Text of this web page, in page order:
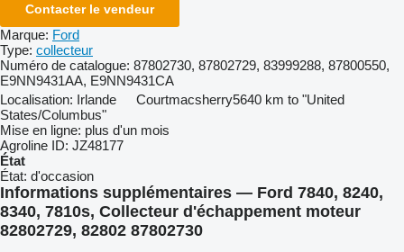
Contacter le vendeur
Marque: Ford
Type: collecteur
Numéro de catalogue: 87802730, 87802729, 83999288, 87800550,
E9NN9431AA, E9NN9431CA
Localisation: Irlande Courtmacsherry5640 km to "United
States/Columbus"
Mise en ligne: plus d'un mois
Agroline ID: JZ48177
État
État: d'occasion
Informations supplémentaires — Ford 7840, 8240,
8340, 7810s, Collecteur d'échappement moteur
82802729, 82802 87802730